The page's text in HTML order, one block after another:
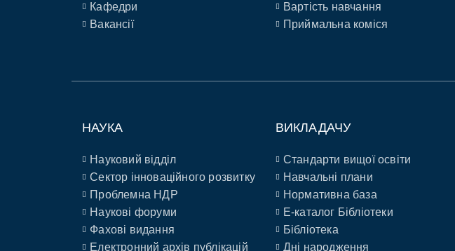
Кафедри
Вакансії
Вартість навчання
Приймальна коміся
НАУКА
Науковий відділ
Сектор інноваційного розвитку
Проблемна НДР
Наукові форуми
Фахові видання
Електронний архів публікацій
ВИКЛАДАЧУ
Стандарти вищої освіти
Навчальні плани
Нормативна база
E-каталог Бібліотеки
Бібліотека
Дні народження